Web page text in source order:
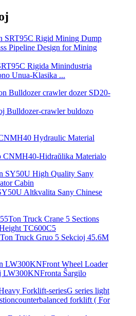
Rigida Minindustria
Unua-Klasika ...
Bulldozer-crawler buldozo
CNMH40-Hidraŭlika Materialo
Altkvalita Sany Chinese
Truck Gruo 5 Sekcioj 45.6M
Ŝargilo